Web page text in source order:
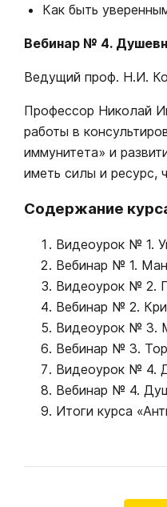
Как быть
Вебинар № 4.
Ведущий проф. Н.И.
Профессор Николай
работы в
иммунитета» и
иметь силы и ресурс,
Содержание
Видеоурок № 1.
Вебинар № 1.
Видеоурок № 2.
Вебинар № 2.
Видеоурок № 3.
Вебинар № 3.
Видеоурок № 4.
Вебинар № 4.
Итоги курса